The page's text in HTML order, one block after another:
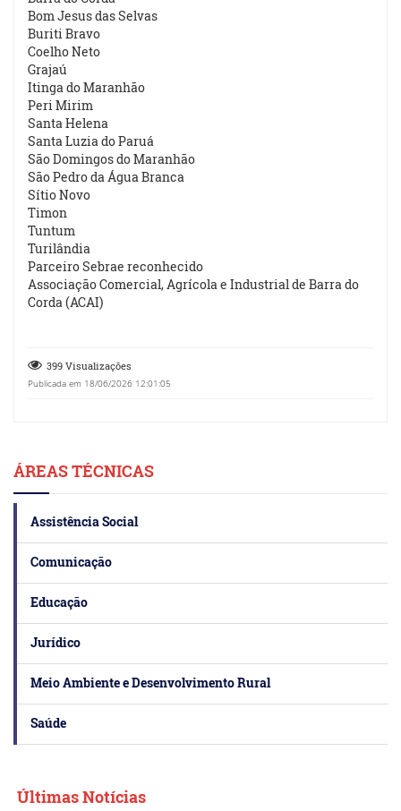
Bom Jesus das Selvas
Buriti Bravo
Coelho Neto
Grajaú
Itinga do Maranhão
Peri Mirim
Santa Helena
Santa Luzia do Paruá
São Domingos do Maranhão
São Pedro da Água Branca
Sítio Novo
Timon
Tuntum
Turilândia
Parceiro Sebrae reconhecido
Associação Comercial, Agrícola e Industrial de Barra do
Corda (ACAI)
399 Visualizações
Publicada em 18/06/2026 12:01:05
ÁREAS TÉCNICAS
Assistência Social
Comunicação
Educação
Jurídico
Meio Ambiente e Desenvolvimento Rural
Saúde
Últimas Notícias